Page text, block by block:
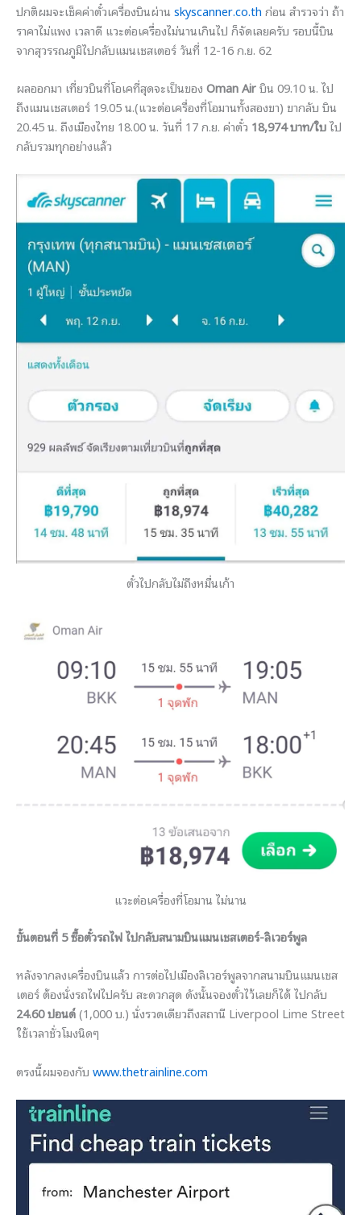
ปกติผมจะเช็คค่าตั๋วเครื่องบินผ่านskyscanner.co.th ก่อน สำรวจว่า ถ้า
ราคาไม่แพง เวลาดี แวะต่อเครื่องไม่นานเกินไป ก็จัดเลยครับ รอบนี้บิน
จากสุวรรณภูมิไปกลับแมนเชสเตอร์ วันที่ 12-16 ก.ย. 62
ผลออกมา เที่ยวบินที่โอเคที่สุดจะเป็นของ Oman Airบิน 09.10 น. ไป
ถึงแมนเชสเตอร์ 19.05 น.(แวะต่อเครื่องที่โอมานทั้งสองขา) ขากลับ บิน
20.45 น. ถึงเมืองไทย 18.00 น. วันที่ 17 ก.ย. ค่าตั๋ว 18,974 บาท/ใบไป
กลับรวมทุกอย่างแล้ว
ตั๋วไปกลับไม่ถึงหมื่นเก้า
แวะต่อเครื่องที่โอมาน ไม่นาน
ขั้นตอนที่ 5 ซื้อตั๋วรถไฟ ไปกลับสนามบินแมนเชสเตอร์-ลิเวอร์พูล
หลังจากลงเครื่องบินแล้ว การต่อไปเมืองลิเวอร์พูลจากสนามบินแมนเชส
เตอร์ ต้องนั่งรถไฟไปครับ สะดวกสุด ดังนั้นจองตั๋วไว้เลยก็ได้ ไปกลับ
24.60 ปอนด์(1,000 บ.) นั่งรวดเดียวถึงสถานี Liverpool Lime Street
ใช้เวลาชั่วโมงนิดๆ
ตรงนี้ผมจองกับ www.thetrainline.com